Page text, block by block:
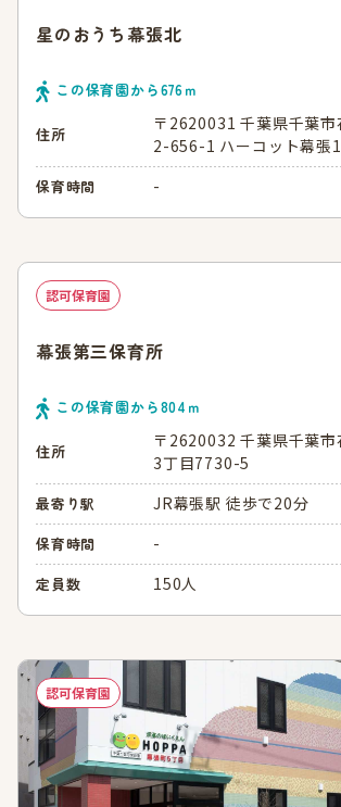
星のおうち幕張北
この保育園から676ｍ
住所
〒2620031 千葉県千葉市
2-656-1 ハーコット幕張
保育時間 -
認可保育園
幕張第三保育所
この保育園から804 ｍ
住所
〒2620032 千葉県千葉市
3丁目7730-5
最寄り駅 JR幕張駅 徒歩で20分
保育時間 -
定員数 150人
認可保育園